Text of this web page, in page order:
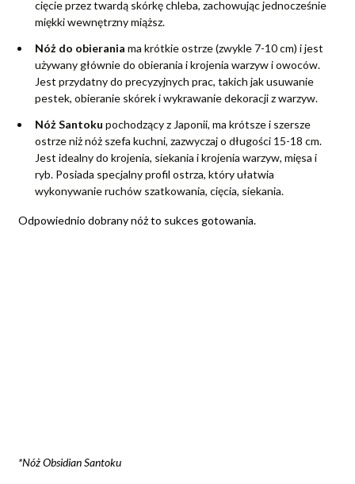
cięcie przez twardą skórkę chleba, zachowując jednocześnie
miękki wewnętrzny miąższ.
Nóż do obierania ma krótkie ostrze (zwykle 7-10 cm) i jest
używany głównie do obierania i krojenia warzyw i owoców.
Jest przydatny do precyzyjnych prac, takich jak usuwanie
pestek, obieranie skórek i wykrawanie dekoracji z warzyw.
Nóż Santoku pochodzący z Japonii, ma krótsze i szersze
ostrze niż nóż szefa kuchni, zazwyczaj o długości 15-18 cm.
Jest idealny do krojenia, siekania i krojenia warzyw, mięsa i
ryb. Posiada specjalny profil ostrza, który ułatwia
wykonywanie ruchów szatkowania, cięcia, siekania.
Odpowiednio dobrany nóż to sukces gotowania.
*Nóż Obsidian Santoku